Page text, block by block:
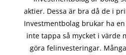
aktier. Dessa är bra då de i
Investmentbolag brukar ha
inte tappa så mycket i värde
göra felinvesteringar.